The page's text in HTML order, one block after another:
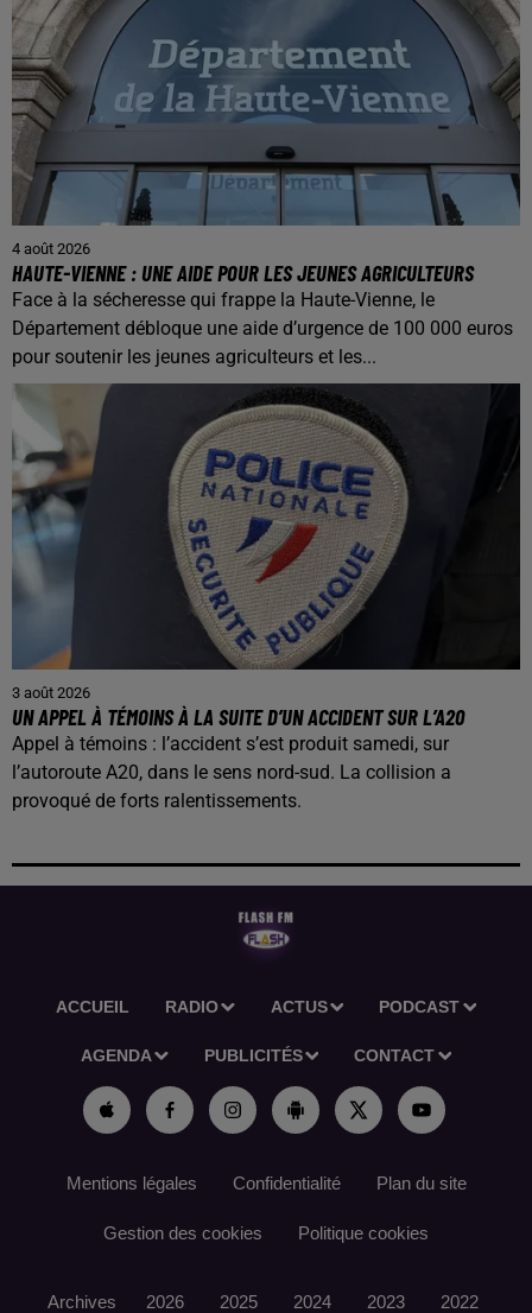
4 août 2026
HAUTE-VIENNE : UNE AIDE POUR LES JEUNES AGRICULTEURS
Face à la sécheresse qui frappe la Haute-Vienne, le
Département débloque une aide d’urgence de 100 000 euros
pour soutenir les jeunes agriculteurs et les...
3 août 2026
UN APPEL À TÉMOINS À LA SUITE D’UN ACCIDENT SUR L’A20
Appel à témoins : l’accident s’est produit samedi, sur
l’autoroute A20, dans le sens nord-sud. La collision a
provoqué de forts ralentissements.
ACCUEIL RADIO ACTUS PODCAST
AGENDA PUBLICITÉS CONTACT
Mentions légales Confidentialité Plan du site
Gestion des cookies Politique cookies
Archives 2026 2025 2024 2023 2022